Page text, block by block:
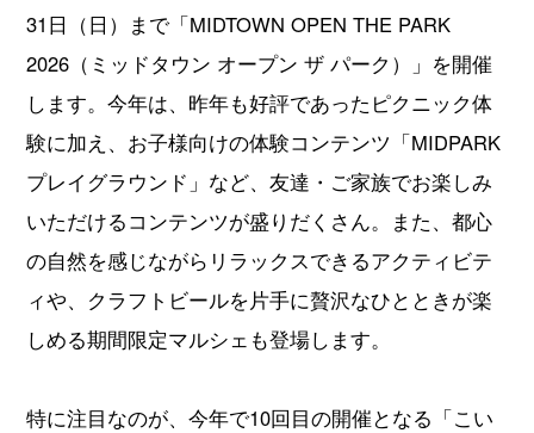
31日（日）まで「MIDTOWN OPEN THE PARK
2026（ミッドタウン オープン ザ パーク）」を開催
します。今年は、昨年も好評であったピクニック体
験に加え、お子様向けの体験コンテンツ「MIDPARK
プレイグラウンド」など、友達・ご家族でお楽しみ
いただけるコンテンツが盛りだくさん。また、都心
の自然を感じながらリラックスできるアクティビテ
ィや、クラフトビールを片手に贅沢なひとときが楽
しめる期間限定マルシェも登場します。
特に注目なのが、今年で10回目の開催となる「こい